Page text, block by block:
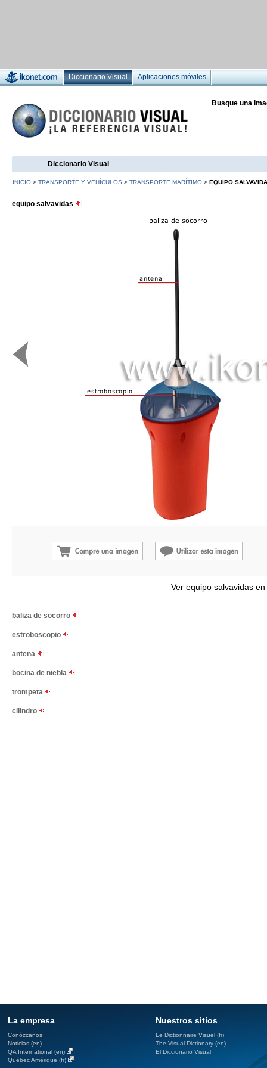
Diccionario Visual Aplicaciones móviles
Busque una
Diccionario Visual
INICIO > TRANSPORTE Y VEHÍCULOS > TRANSPORTE MARÍTIMO > EQUIPO
equipo salvavidas
Ver equipo salvavidas
baliza de socorro
estroboscopio
antena
bocina de niebla
trompeta
cilindro
La empresa
Conózcanos
Noticias (en)
QA International (en)
Québec Amérique (fr)
Nuestros sitios
Le Dictionnaire Visuel (fr)
The Visual Dictionary (en)
El Diccionario Visual